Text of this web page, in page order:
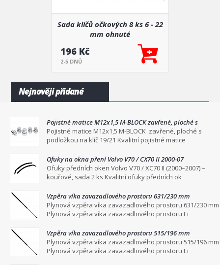
Sada klíčů očkových 8 ks 6 - 22
mm ohnuté
196 Kč
2-5 DNŮ
Nejnověji přidané
Pojistné matice M12x1,5 M-BLOCK zavřené, ploché s
podložkou na klíč 19/21
Pojistné matice M12x1,5 M-BLOCK zavřené, ploché s
podložkou na klíč 19/21 Kvalitní pojistné matice
Ofuky na okna pření Volvo V70 / CX70 II 2000-07
Ofuky předních oken Volvo V70 / XC70 II (2000–2007) –
kouřové, sada 2 ks Kvalitní ofuky předních ok
Vzpěra víka zavazadlového prostoru 631/230 mm
Plynová vzpěra víka zavazadlového prostoru 631/230 mm
Plynová vzpěra víka zavazadlového prostoru Ei
Vzpěra víka zavazadlového prostoru 515/196 mm
Plynová vzpěra víka zavazadlového prostoru 515/196 mm
Plynová vzpěra víka zavazadlového prostoru Ei